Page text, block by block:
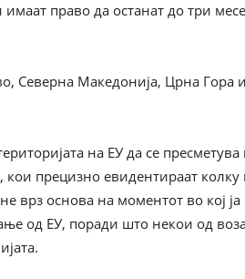
право да останат до три
Северна Македонија, Црна Гора и
на ЕУ да се пресметува
кои прецизно евидентираат
врз основа на моментот во кој ја
од ЕУ, поради што некои од